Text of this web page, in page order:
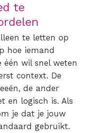
te
te letten op
hoe iemand
wil snel weten
context. De
de ander
en logisch is. Als
je dat je jouw
gebruikt.